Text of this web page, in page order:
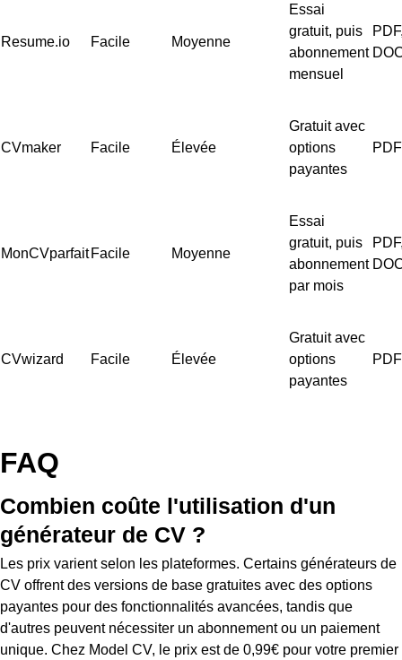
Resume.io Facile Moyenne
Essai
gratuit, puis
abonnement
mensuel
CVmaker Facile Élevée
Gratuit avec
options
payantes
PDF
MonCVparfait Facile Moyenne
Essai
gratuit, puis
abonnement
par mois
CVwizard Facile Élevée
Gratuit avec
options
payantes
PDF
FAQ
Combien coûte l'utilisation d'un
générateur de CV ?
Les prix varient selon les plateformes. Certains générateurs de
CV offrent des versions de base gratuites avec des options
payantes pour des fonctionnalités avancées, tandis que
d'autres peuvent nécessiter un abonnement ou un paiement
unique. Chez Model CV, le prix est de 0,99€ pour votre premier